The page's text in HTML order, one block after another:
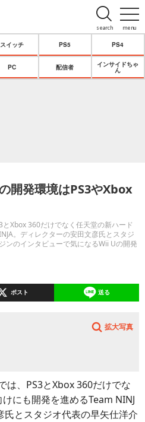
menu
search
スイッチ PS5 PS4
PC 配信者
インサイドちゃ
ん
開発環境はPS3やXbox
Xbox 360だけでなく任天堂の新ハード
。ディレクターの安田文彦氏とスタジ
ンのインタビューで気になるWii Uの開発
ポスト 送る
拡大写真
は、PS3とXbox 360だけでな
にも開発を進めるTeam NINJ
とスタジオ代表の早矢仕洋介